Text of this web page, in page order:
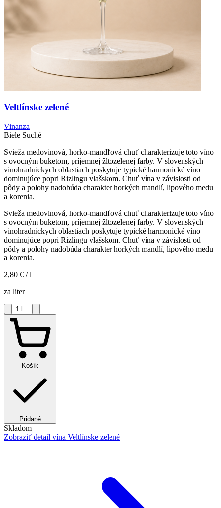
Veltlínske zelené
Vinanza
Biele Suché
Svieža medovinová, horko-mandľová chuť charakterizuje toto víno
s ovocným buketom, príjemnej žltozelenej farby. V slovenských
vinohradníckych oblastiach poskytuje typické harmonické víno
dominujúce popri Rizlingu vlašskom. Chuť vína v závislosti od
pôdy a polohy nadobúda charakter horkých mandlí, lipového medu
a korenia.
Svieža medovinová, horko-mandľová chuť charakterizuje toto víno
s ovocným buketom, príjemnej žltozelenej farby. V slovenských
vinohradníckych oblastiach poskytuje typické harmonické víno
dominujúce popri Rizlingu vlašskom. Chuť vína v závislosti od
pôdy a polohy nadobúda charakter horkých mandlí, lipového medu
a korenia.
2,80 € / l
za liter
Košík
Pridané
Skladom
Zobraziť detail vína Veltlínske zelené